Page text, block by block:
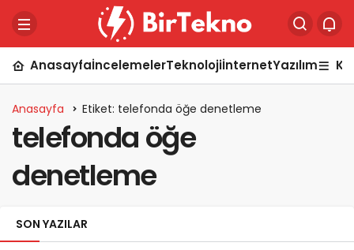
AnasayfaİncelemelerTeknolojiİnternetYazılım
Anasayfa Etiket: telefonda öğe denetleme
telefonda öğe
denetleme
SON YAZILAR